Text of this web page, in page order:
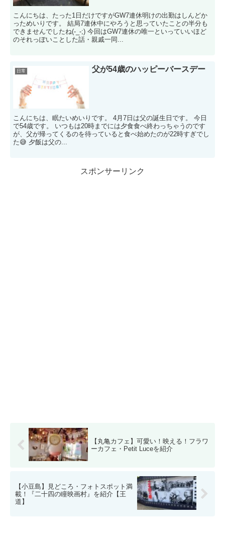
こんにちは、たった1日だけですがGW7連休明けの出勤はしんどか
っためいりです。 結局7連休中にやろうと思っていたことの半分も
できませんでしたね(-_-;) 今回はGW7連休の唯一といっていいほど
のそれっぽいことした話・親戚一同...
日常 父が54歳のハッピーバースデー
こんにちは、眠たいめいりです。 4月7日は父の誕生日です。 今日
で54歳です。 いつもは20時までには夕食食べ終わっちゃうのです
が、父が帰ってくるのを待っていると食べ始めたのが22時すぎでし
た😅 夕飯は父の...
スポンサーリンク
【丸亀カフェ】可愛い！映える！フラワ
ーカフェ・Petit Luceを紹介
【小豆島】見どころ・フォトスポット満
載！『二十四の瞳映画村』を紹介【王
道】